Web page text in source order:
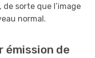
sorte que l’image
normal.
émission de